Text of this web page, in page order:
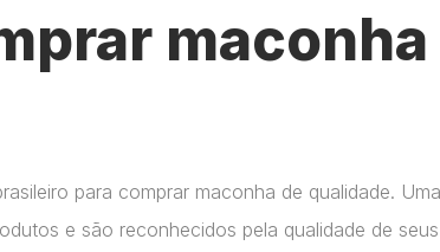
para comprar maconha de qualidade.
e são reconhecidos pela qualidade de